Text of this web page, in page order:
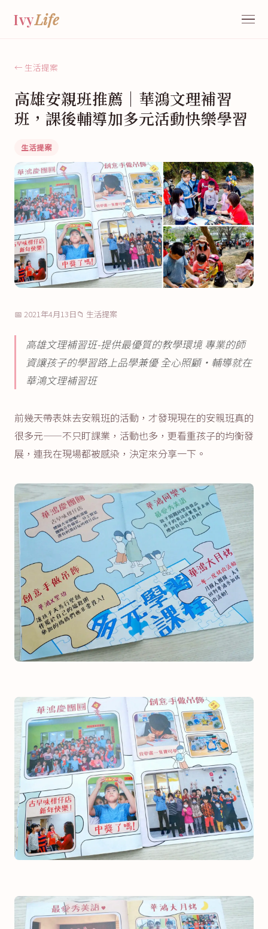
IvyLife
← 生活提案
高雄安親班推薦｜華鴻文理補習
班，課後輔導加多元活動快樂學習
生活提案
📅 2021年4月13日 📁 生活提案
高雄文理補習班-提供最優質的教學環境 專業的師
資讓孩子的學習路上品學兼優 全心照顧·輔導就在
華鴻文理補習班
前幾天帶表妹去安親班的活動，才發現現在的安親班真的
很多元——不只盯課業，活動也多，更看重孩子的均衡發
展，連我在現場都被感染，決定來分享一下。